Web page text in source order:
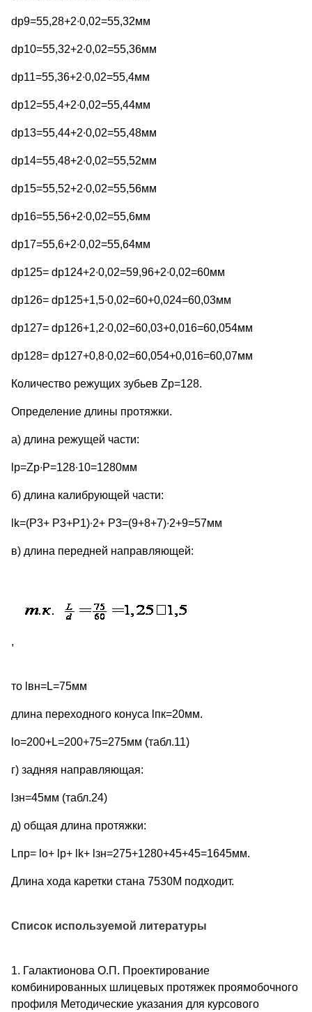
dp9=55,28+2∙0,02=55,32мм
dp10=55,32+2∙0,02=55,36мм
dp11=55,36+2∙0,02=55,4мм
dp12=55,4+2∙0,02=55,44мм
dp13=55,44+2∙0,02=55,48мм
dp14=55,48+2∙0,02=55,52мм
dp15=55,52+2∙0,02=55,56мм
dp16=55,56+2∙0,02=55,6мм
dp17=55,6+2∙0,02=55,64мм
dp125= dp124+2∙0,02=59,96+2∙0,02=60мм
dp126= dp125+1,5∙0,02=60+0,024=60,03мм
dp127= dp126+1,2∙0,02=60,03+0,016=60,054мм
dp128= dp127+0,8∙0,02=60,054+0,016=60,07мм
Количество режущих зубьев Zр=128.
Определение длины протяжки.
а) длина режущей части:
lр=Zp∙P=128∙10=1280мм
б) длина калибрующей части:
lk=(P3+ P3+P1)∙2+ P3=(9+8+7)∙2+9=57мм
в) длина передней направляющей:
,
то lвн=L=75мм
длина переходного конуса lпк=20мм.
lo=200+L=200+75=275мм (табл.11)
г) задняя направляющая:
lзн=45мм (табл.24)
д) общая длина протяжки:
Lпр= lo+ lр+ lk+ lзн=275+1280+45+45=1645мм.
Длина хода каретки стана 7530М подходит.
Список используемой литературы
1. Галактионова О.П. Проектирование
комбинированных шлицевых протяжек проямобочного
профиля Методические указания для курсового